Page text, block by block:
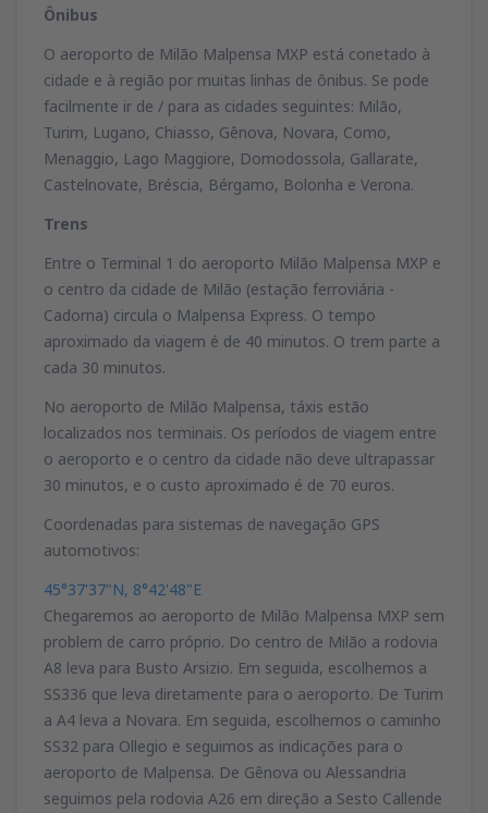
Ônibus
O aeroporto de Milão Malpensa MXP está conetado à
cidade e à região por muitas linhas de ônibus. Se pode
facilmente ir de / para as cidades seguintes: Milão,
Turim, Lugano, Chiasso, Gênova, Novara, Como,
Menaggio, Lago Maggiore, Domodossola, Gallarate,
Castelnovate, Bréscia, Bérgamo, Bolonha e Verona.
Trens
Entre o Terminal 1 do aeroporto Milão Malpensa MXP e
o centro da cidade de Milão (estação ferroviária -
Cadorna) circula o Malpensa Express. O tempo
aproximado da viagem é de 40 minutos. O trem parte a
cada 30 minutos.
No aeroporto de Milão Malpensa, táxis estão
localizados nos terminais. Os períodos de viagem entre
o aeroporto e o centro da cidade não deve ultrapassar
30 minutos, e o custo aproximado é de 70 euros.
Coordenadas para sistemas de navegação GPS
automotivos:
45°37'37"N, 8°42'48"E
Chegaremos ao aeroporto de Milão Malpensa MXP sem
problem de carro próprio. Do centro de Milão a rodovia
A8 leva para Busto Arsizio. Em seguida, escolhemos a
SS336 que leva diretamente para o aeroporto. De Turim
a A4 leva a Novara. Em seguida, escolhemos o caminho
SS32 para Ollegio e seguimos as indicações para o
aeroporto de Malpensa. De Gênova ou Alessandria
seguimos pela rodovia A26 em direção a Sesto Callende